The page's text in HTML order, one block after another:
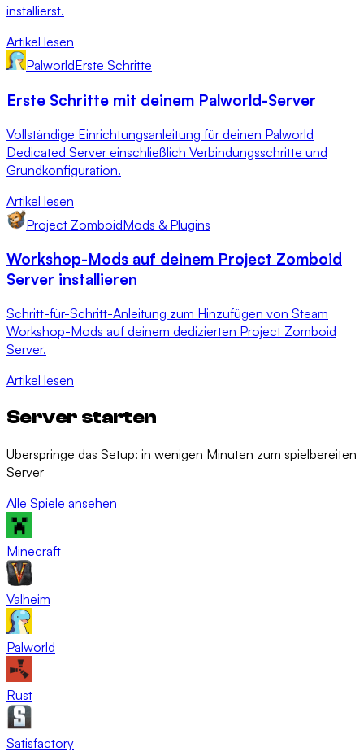
installierst.
Artikel lesen
PalworldErste Schritte
Erste Schritte mit deinem Palworld-Server
Vollständige Einrichtungsanleitung für deinen Palworld
Dedicated Server einschließlich Verbindungsschritte und
Grundkonfiguration.
Artikel lesen
Project ZomboidMods & Plugins
Workshop-Mods auf deinem Project Zomboid
Server installieren
Schritt-für-Schritt-Anleitung zum Hinzufügen von Steam
Workshop-Mods auf deinem dedizierten Project Zomboid
Server.
Artikel lesen
Server starten
Überspringe das Setup: in wenigen Minuten zum spielbereiten
Server
Alle Spiele ansehen
Minecraft
Valheim
Palworld
Rust
Satisfactory